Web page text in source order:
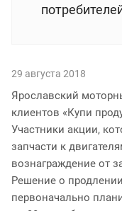
29 августа 2018
Ярославский
клиентов «Купи
Участники акции,
запчасти к
вознаграждение от
Решение о
первоначально